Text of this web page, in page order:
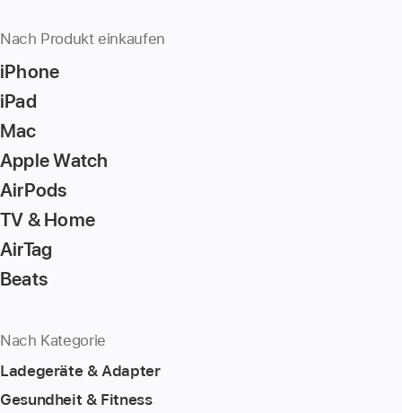
Nach Produkt einkaufen
iPhone
iPad
Mac
Apple Watch
AirPods
TV & Home
AirTag
Beats
Nach Kategorie
Ladegeräte & Adapter
Gesundheit & Fitness